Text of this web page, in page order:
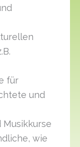
für
und
Musikkurse
wie